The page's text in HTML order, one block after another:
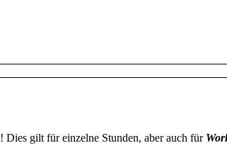
! Dies gilt für einzelne Stunden, aber auch für